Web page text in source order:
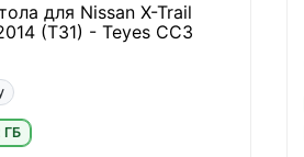
для Nissan X-Trail
(T31) - Teyes CC3
ГБ